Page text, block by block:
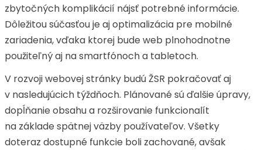
zbytočných komplikácií nájsť potrebné informácie.
Dôležitou súčasťou je aj optimalizácia pre mobilné
zariadenia, vďaka ktorej bude web plnohodnotne
použiteľný aj na smartfónoch a tabletoch.
V rozvoji webovej stránky budú ŽSR pokračovať aj
v nasledujúcich týždňoch. Plánované sú ďalšie úpravy,
dopĺňanie obsahu a rozširovanie funkcionalít
na základe spätnej väzby používateľov. Všetky
doteraz dostupné funkcie boli zachované, avšak